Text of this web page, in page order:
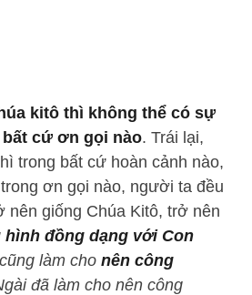
kitô thì không thể có sự
cứ ơn gọi nào. Trái lại,
trong bất cứ hoàn cảnh nào,
ơn gọi nào, người ta đều
nên giống Chúa Kitô, trở nên
hình đồng dạng với Con
làm cho nên công
đã làm cho nên công